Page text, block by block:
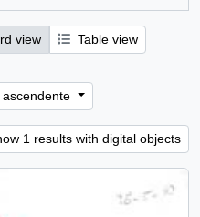
view
Table view
1 results with digital objects